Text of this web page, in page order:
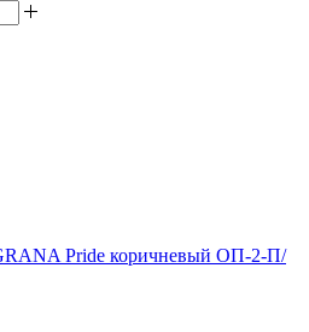
Pride коричневый ОП-2-П/